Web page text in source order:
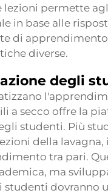
permette
in base alle
di
diverse.
degli
a secco offre la
studenti. Più
della
tra pari.
ma
dovranno